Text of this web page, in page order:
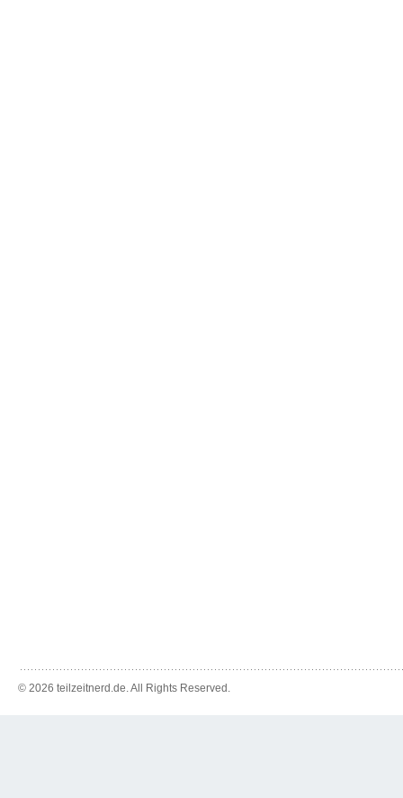
© 2026 teilzeitnerd.de. All Rights Reserved.